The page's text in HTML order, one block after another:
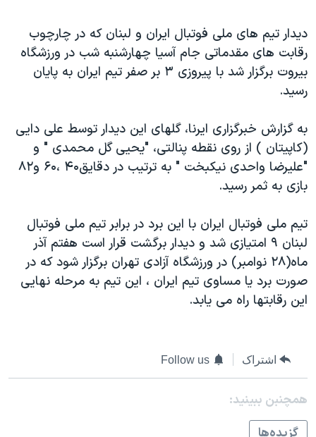
جهش
به
جستجو
ورزشی
گزیده‌ها
فرهنگ و زندگی
حقوق شهروندی
اقتصادی
اسرائیل در جنگ
گالری عکس
آرشیو پخش زنده
جام جهانی ۲۰۲۶
عملیات خشم حماسی
مستندها
انتخابات ریاست جمهوری آمریکا ۲۰۲۴
حمله جمهوری اسلامی به اسرائیل
ورزش زنان در ایران
اعتراضات زن، زندگی، آزادی
مجموعه مستندهای دادخواهی
چهل سال گروگان‌گیری
فرکانس‌های صدای آمریکا
پخش رادیویی
یادگیری زبان انگلیسی
دنبال کنید
زبانهای مختلف
ديدار تيم هاى ملی فوتبال ايران و لبنان که در چارچوب
رقابت هاى مقدماتی جام آسيا چهارشنبه شب در ورزشگاه
بيروت برگزار شد با پيروزى ۳ بر صفر تيم ايران به پايان
رسيد.
به گزارش خبرگزاری ايرنا، گلهاى اين ديدار توسط علی دايی
(کاپيتان ) از روى نقطه پنالتی، "يحيی گل محمدى " و
"عليرضا واحدى نيکبخت " به ترتيب در دقايق۴۰ ،۶۰ و۸۲
بازى به ثمر رسيد.
تيم ملی فوتبال ايران با اين برد در برابر تيم ملی فوتبال
لبنان ۹ امتيازى شد و ديدار برگشت قرار است هفتم آذر
ماه(۲۸ نوامبر) در ورزشگاه آزادى تهران برگزار شود که در
صورت برد يا مساوى تيم ايران ، اين تيم به مرحله نهايی
اين رقابتها راه می يابد.
اشتراک Follow us
همچنبن ببینید: